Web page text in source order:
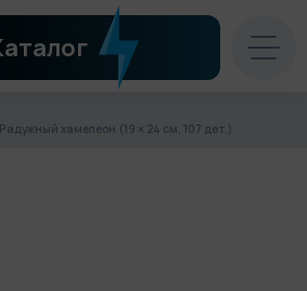
хамелеон (19 × 24 см, 107 дет.)